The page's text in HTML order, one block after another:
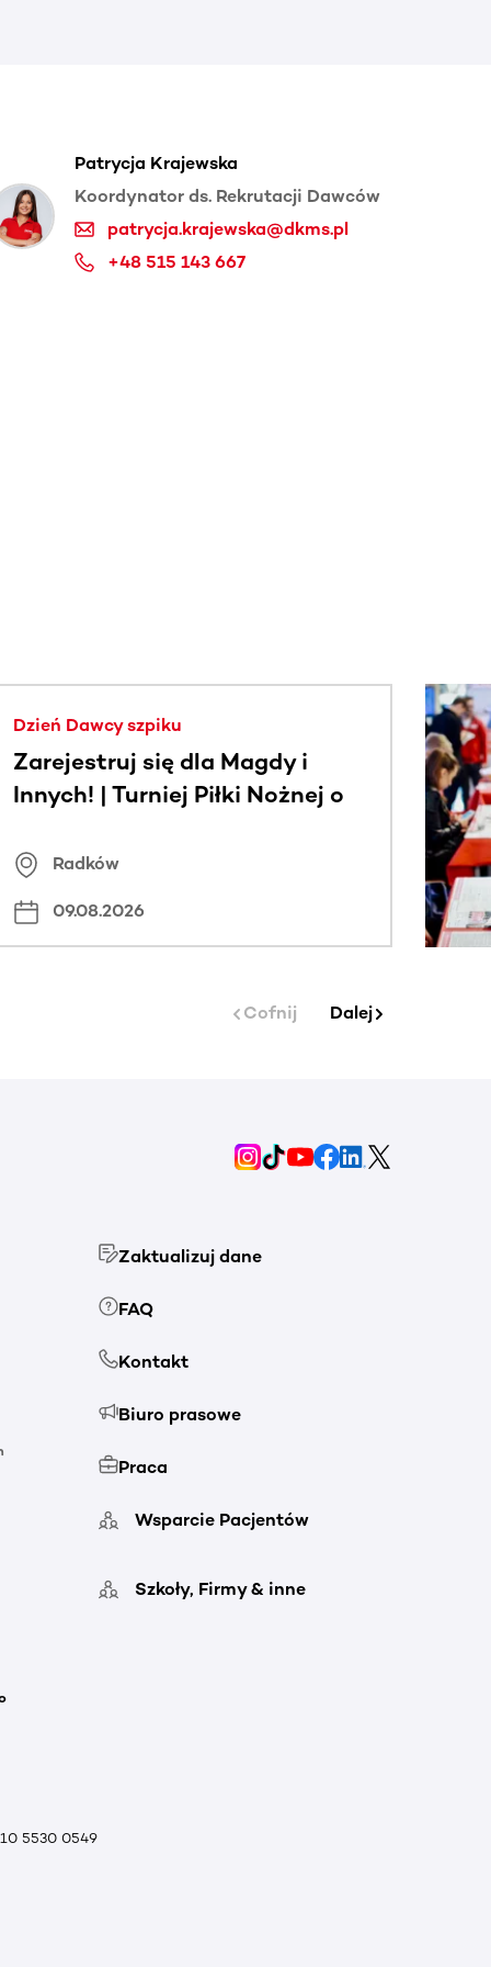
Patrycja Krajewska
Koordynator ds. Rekrutacji Dawców
patrycja.krajewska@dkms.pl
+48 515 143 667
Dzień Dawcy szpiku
Zarejestruj się dla Magdy i
Innych! | Turniej Piłki Nożnej o
Radków
09.08.2026
Cofnij Dalej
Zaktualizuj dane
FAQ
Kontakt
Biuro prasowe
Praca
Wsparcie Pacjentów
Szkoły, Firmy & inne
5530 0549